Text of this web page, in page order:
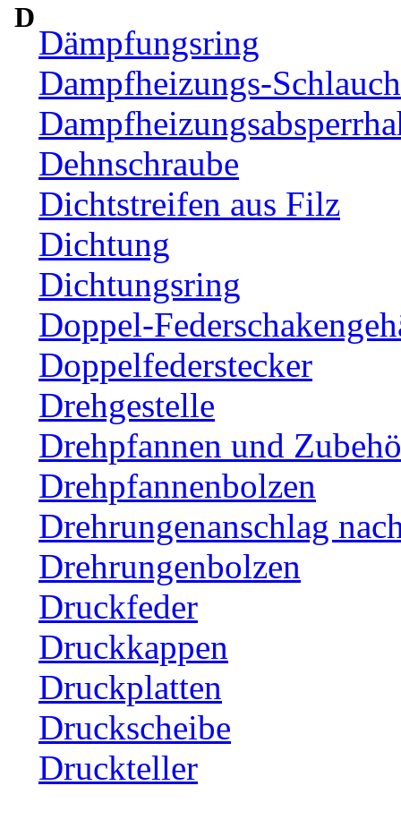
D
Dämpfungsring
Dampfheizungs-
Dehnschraube
Dichtstreifen aus Filz
Dichtung
Dichtungsring
Doppel-
Doppelfederstecker
Drehgestelle
Drehpfannen und
Drehpfannenbolzen
Drehrungenanschlag
Drehrungenbolzen
Druckfeder
Druckkappen
Druckplatten
Druckscheibe
Druckteller